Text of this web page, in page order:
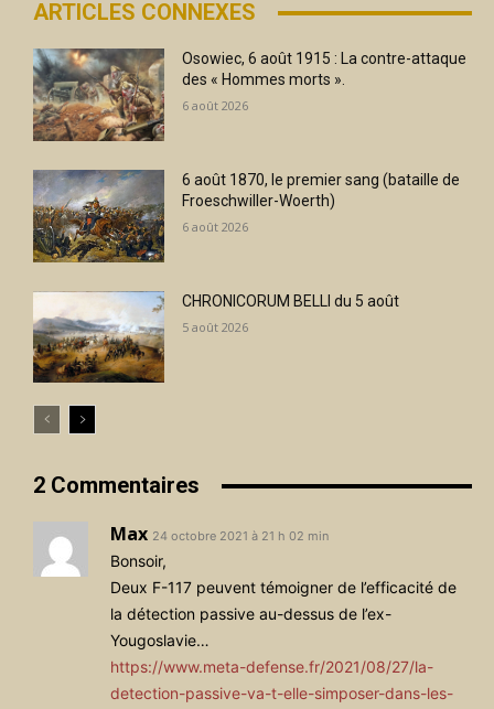
ARTICLES CONNEXES
Osowiec, 6 août 1915 : La contre-attaque
des « Hommes morts ».
6 août 2026
6 août 1870, le premier sang (bataille de
Froeschwiller-Woerth)
6 août 2026
CHRONICORUM BELLI du 5 août
5 août 2026
2 Commentaires
Max 24 octobre 2021 à 21 h 02 min
Bonsoir,
Deux F-117 peuvent témoigner de l’efficacité de
la détection passive au-dessus de l’ex-
Yougoslavie…
https://www.meta-defense.fr/2021/08/27/la-
detection-passive-va-t-elle-simposer-dans-les-